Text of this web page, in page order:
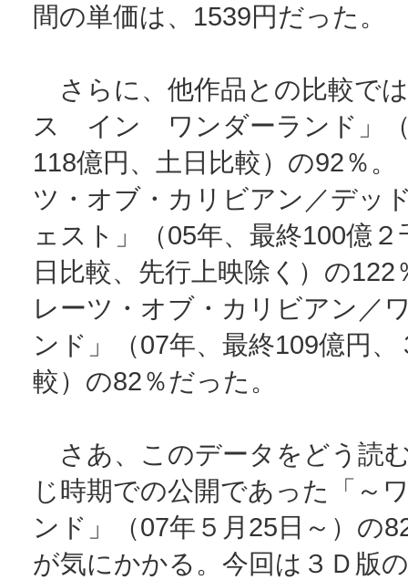
間の単価は、1539円だった。
さらに、他作品との比較で
ス イン ワンダーランド」（
118億円、土日比較）の92％。
ツ・オブ・カリビアン／デッ
ェスト」（05年、最終100億２
日比較、先行上映除く）の122
レーツ・オブ・カリビアン／
ンド」（07年、最終109億円、
較）の82％だった。
さあ、このデータをどう読
じ時期での公開であった「～
ンド」（07年５月25日～）の
が気にかかる。今回は３Ｄ版